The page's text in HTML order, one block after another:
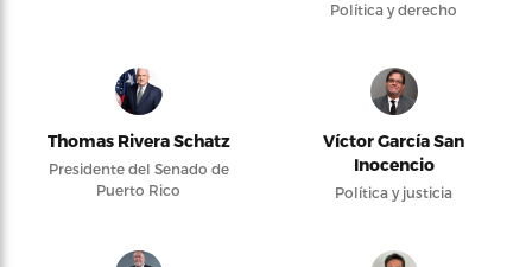
Política y derecho
Thomas Rivera Schatz
Presidente del Senado de
Puerto Rico
Víctor García San
Inocencio
Política y justicia